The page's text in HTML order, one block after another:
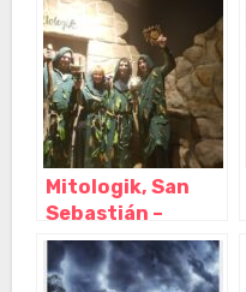
Guipuzcoa
Mitologik, San
Sebastián –
Guipuzcoa